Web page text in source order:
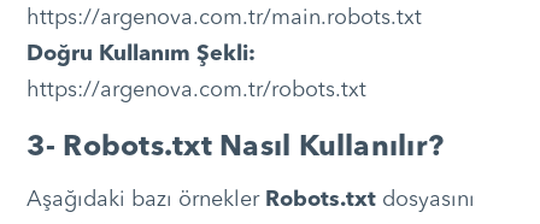
https://argenova.com.tr/main.robots.txt
Doğru Kullanım Şekli:
https://argenova.com.tr/robots.txt
3- Robots.txt Nasıl Kullanılır?
Aşağıdaki bazı örnekler Robots.txtdosyasını